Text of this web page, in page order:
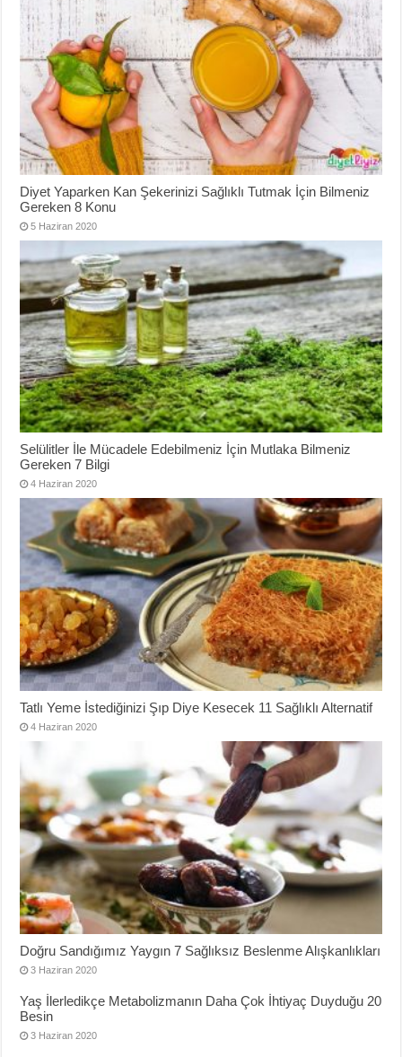
Diyet Yaparken Kan Şekerinizi Sağlıklı Tutmak İçin Bilmeniz
Gereken 8 Konu
5 Haziran 2020
Selülitler İle Mücadele Edebilmeniz İçin Mutlaka Bilmeniz
Gereken 7 Bilgi
4 Haziran 2020
Tatlı Yeme İstediğinizi Şıp Diye Kesecek 11 Sağlıklı Alternatif
4 Haziran 2020
Doğru Sandığımız Yaygın 7 Sağlıksız Beslenme Alışkanlıkları
3 Haziran 2020
Yaş İlerledikçe Metabolizmanın Daha Çok İhtiyaç Duyduğu 20
Besin
3 Haziran 2020